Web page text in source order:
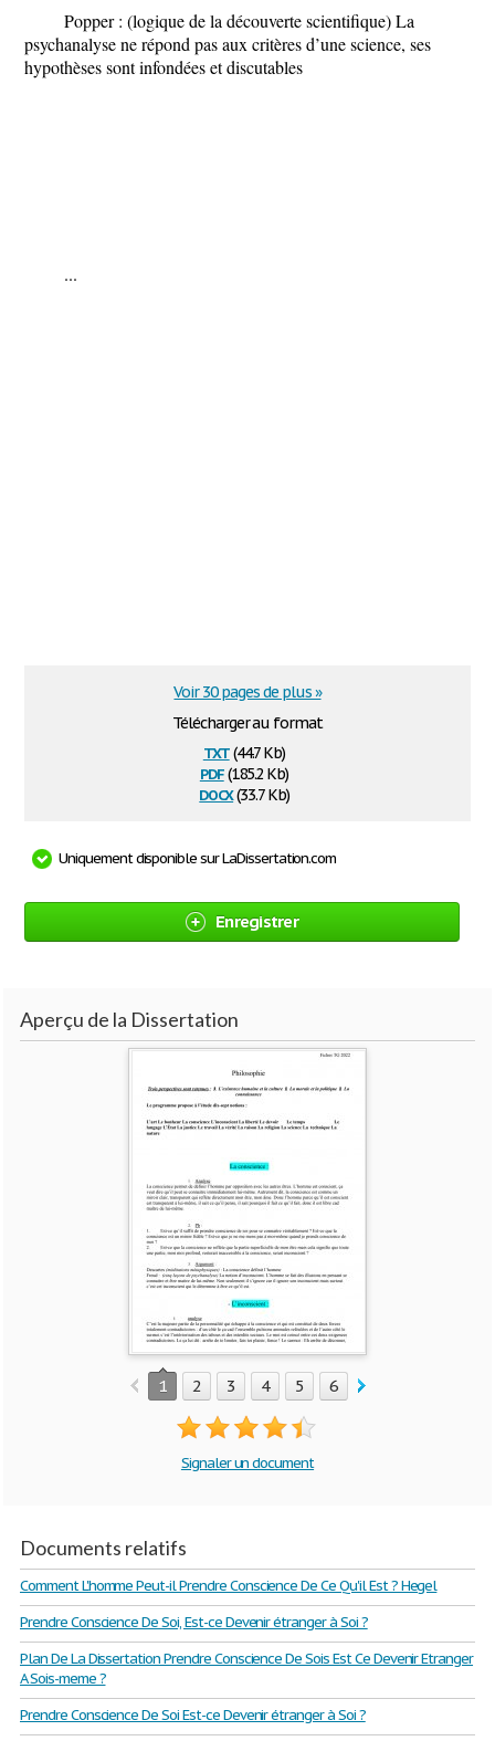
Popper : (logique de la découverte scientifique)La
psychanalyse ne répond pas aux critères d’une science, ses
hypothèses sont infondées et discutables
...
Télécharger au format
txt(44.7 Kb)
pdf(185.2 Kb)
docx(33.7 Kb)
Voir 30 pages de plus »
Uniquement disponible sur LaDissertation.com
Enregistrer
Aperçu de la Dissertation
1 2 3 4 5 6 7
Signaler un document
Documents relatifs
Comment L'homme Peut-il Prendre Conscience De Ce Qu'il Est ? Hegel
Prendre Conscience De Soi, Est-ce Devenir étranger à Soi ?
Plan De La Dissertation Prendre Conscience De Sois Est Ce Devenir Etranger
A Sois-meme ?
Prendre Conscience De Soi Est-ce Devenir étranger à Soi ?